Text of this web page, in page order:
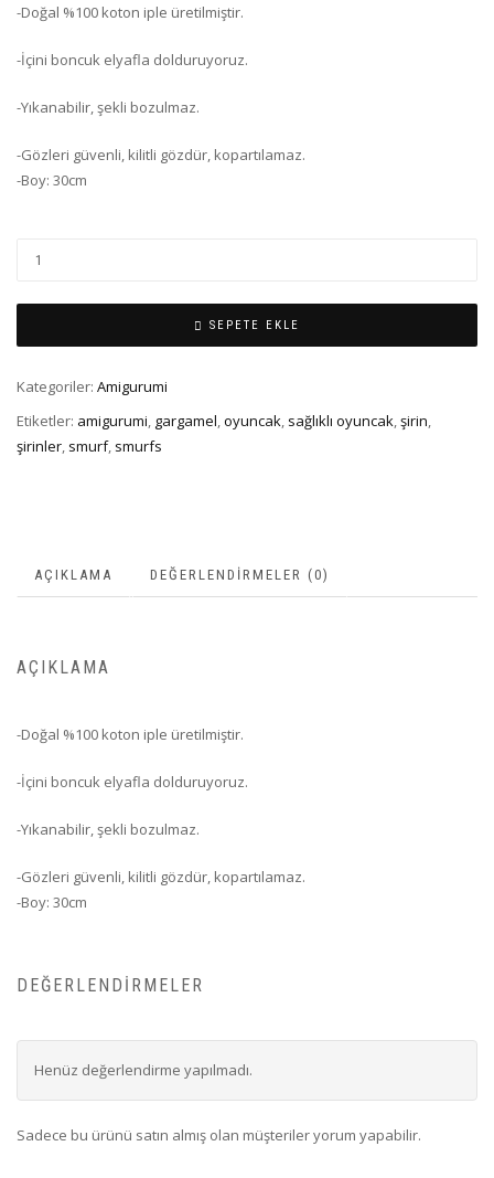
-Doğal %100 koton iple üretilmiştir.
-İçini boncuk elyafla dolduruyoruz.
-Yıkanabilir, şekli bozulmaz.
-Gözleri güvenli, kilitli gözdür, kopartılamaz.
-Boy: 30cm
SEPETE EKLE
Kategoriler: Amigurumi
Etiketler: amigurumi, gargamel,oyuncak, sağlıklı oyuncak,şirin,
şirinler, smurf, smurfs
AÇIKLAMA DEĞERLENDIRMELER (0)
AÇIKLAMA
-Doğal %100 koton iple üretilmiştir.
-İçini boncuk elyafla dolduruyoruz.
-Yıkanabilir, şekli bozulmaz.
-Gözleri güvenli, kilitli gözdür, kopartılamaz.
-Boy: 30cm
DEĞERLENDIRMELER
Henüz değerlendirme yapılmadı.
Sadece bu ürünü satın almış olan müşteriler yorum yapabilir.